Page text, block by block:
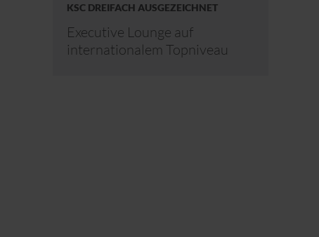
KSC DREIFACH AUSGEZEICHNET
Executive Lounge auf
internationalem Topniveau